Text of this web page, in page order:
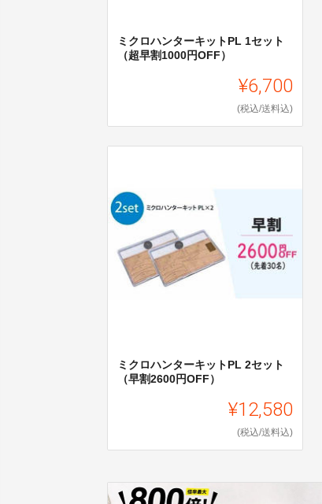
ミクロハンターキットPL 1セット
（超早割1000円OFF）
¥6,700
(税込/送料込)
ミクロハンターキットPL 2セット
（早割2600円OFF）
¥12,580
(税込/送料込)